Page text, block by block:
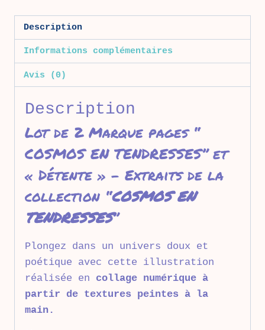
Marques
pages
Collection
COSMOS
EN
Description
Informations complémentaires
Avis (0)
Description
Lot de 2 Marque pages “
COSMOS EN TENDRESSES” et
« Détente » – Extraits de la
collection “COSMOS EN
TENDRESSES”
Plongez dans un univers doux et
poétique avec cette illustration
réalisée en collage numérique à
partir de textures peintes à la
main.